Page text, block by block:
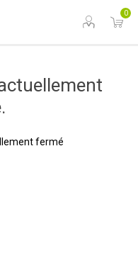
0
fermé